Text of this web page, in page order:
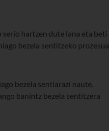
hartzen dute lana eta beti
bezela sentitzeko
bezela sentiarazi naute.
banintz bezela sentitzera